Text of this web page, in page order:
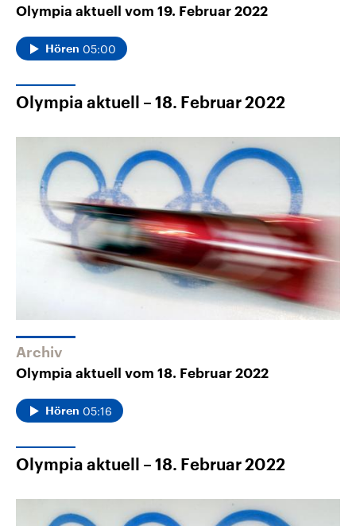
Olympia aktuell vom 19. Februar 2022
Hören 05:00
Olympia aktuell – 18. Februar 2022
Archiv
Olympia aktuell vom 18. Februar 2022
Hören 05:16
Olympia aktuell – 18. Februar 2022